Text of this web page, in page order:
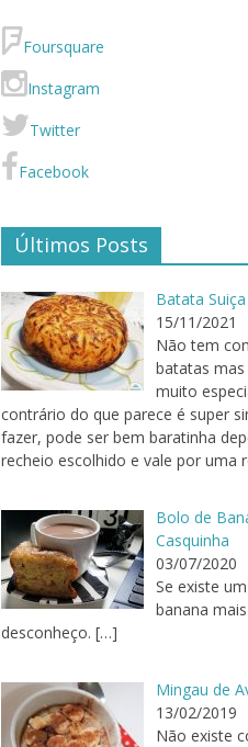
Foursquare
Instagram
Twitter
Facebook
Últimos Posts
Batata Suiça
15/11/2021
Não tem
batatas mas
muito
contrário do que parece é super
fazer, pode ser bem baratinha
recheio escolhido e vale por uma
Bolo de
Casquinha
03/07/2020
Se existe
banana
desconheço. […]
Mingau de
13/02/2019
Não existe